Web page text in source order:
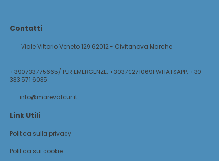
Contatti
Viale Vittorio Veneto 129 62012 - Civitanova Marche
+390733775665/ PER EMERGENZE: +393792710691 WHATSAPP: +39
333 571 6035
info@marevatour.it
Link Utili
Politica sulla privacy
Politica sui cookie